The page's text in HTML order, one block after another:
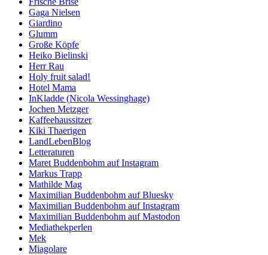
Gaga Nielsen
Giardino
Glumm
Große Köpfe
Heiko Bielinski
Herr Rau
Holy fruit salad!
Hotel Mama
InKladde (Nicola Wessinghage)
Jochen Metzger
Kaffeehaussitzer
Kiki Thaerigen
LandLebenBlog
Letteraturen
Maret Buddenbohm auf Instagram
Markus Trapp
Mathilde Mag
Maximilian Buddenbohm auf Bluesky
Maximilian Buddenbohm auf Instagram
Maximilian Buddenbohm auf Mastodon
Mediathekperlen
Mek
Miagolare